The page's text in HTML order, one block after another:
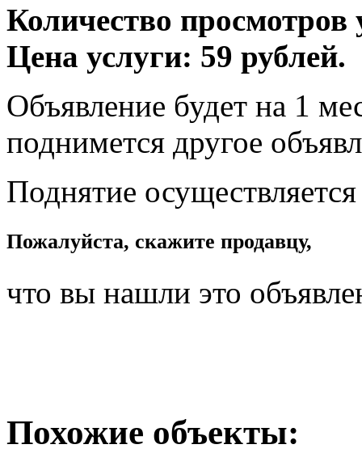
Количество просмотров
Цена услуги: 59 рублей.
Объявление будет на 1
поднимется другое
Поднятие
Пожалуйста, скажите продавцу,
что вы нашли это
Похожие объекты: